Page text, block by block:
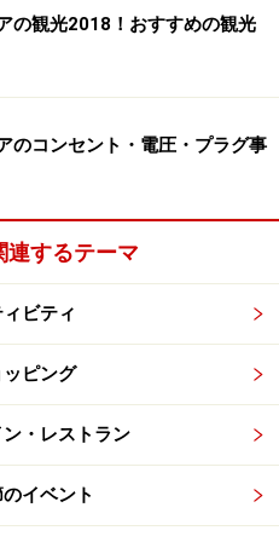
の観光2018！おすすめの観光
のコンセント・電圧・プラグ事
連するテーマ
ビティ
ピング
・レストラン
イベント